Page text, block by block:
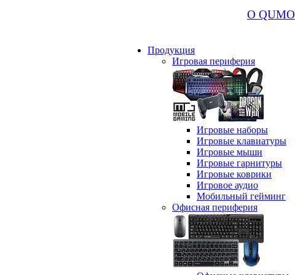
О QUMO
Продукция
Игровая периферия
Игровые наборы
Игровые клавиатуры
Игровые мыши
Игровые гарнитуры
Игровые коврики
Игровое аудио
Мобильный гейминг
Офисная периферия